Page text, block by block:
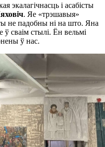
экалагічнасць і асабісты
. Яе «трэшавыя»
не падобны ні на што. Яна
сваім стылі. Ён вельмі
ў нас.